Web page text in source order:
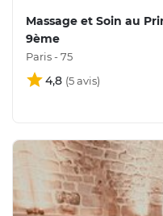
Massage et Soin au
9ème
Paris - 75
4,8